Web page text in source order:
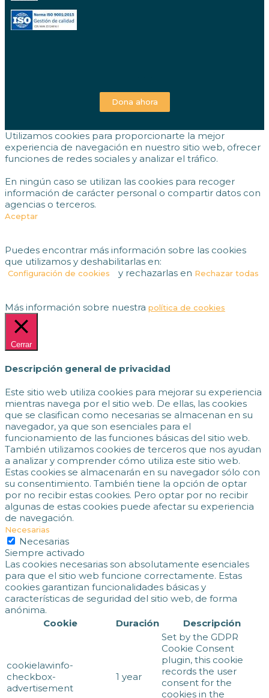
Dona ahora
Utilizamos cookies para proporcionarte la mejor
experiencia de navegación en nuestro sitio web, ofrecer
funciones de redes sociales y analizar el tráfico.
En ningún caso se utilizan las cookies para recoger
información de carácter personal o compartir datos con
agencias o terceros.
Aceptar
Puedes encontrar más información sobre las cookies
que utilizamos y deshabilitarlas en:
Configuración de cookies y rechazarlas en Rechazar todas
Más información sobre nuestra política de cookies
Cerrar
Descripción general de privacidad
Este sitio web utiliza cookies para mejorar su experiencia
mientras navega por el sitio web. De ellas, las cookies
que se clasifican como necesarias se almacenan en su
navegador, ya que son esenciales para el
funcionamiento de las funciones básicas del sitio web.
También utilizamos cookies de terceros que nos ayudan
a analizar y comprender cómo utiliza este sitio web.
Estas cookies se almacenarán en su navegador sólo con
su consentimiento. También tiene la opción de optar
por no recibir estas cookies. Pero optar por no recibir
algunas de estas cookies puede afectar su experiencia
de navegación.
Necesarias
Necesarias
Siempre activado
Las cookies necesarias son absolutamente esenciales
para que el sitio web funcione correctamente. Estas
cookies garantizan funcionalidades básicas y
características de seguridad del sitio web, de forma
anónima.
Cookie
Duración Descripción
cookielawinfo-
checkbox-
advertisement
1 year
Set by the GDPR
Cookie Consent
plugin, this cookie
records the user
consent for the
cookies in the